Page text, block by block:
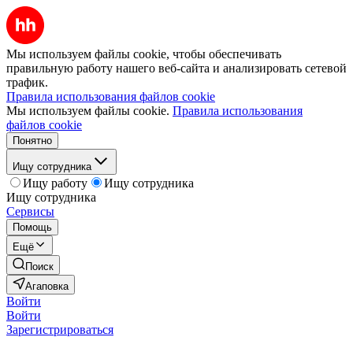
Мы используем файлы cookie, чтобы обеспечивать
правильную работу нашего веб-сайта и анализировать сетевой
трафик.
Правила использования файлов cookie
Мы используем файлы cookie. Правила использования
файлов cookie
Понятно
Ищу сотрудника
Ищу работу
Ищу сотрудника
Ищу сотрудника
Сервисы
Помощь
Ещё
Поиск
Агаповка
Войти
Войти
Зарегистрироваться